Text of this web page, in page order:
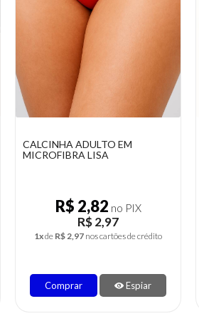
CALCINHA ADULTO EM
MICROFIBRA LISA
R$ 2,82 no PIX
R$ 2,97
1xde R$ 2,97 nos cartões de crédito
Comprar Espiar